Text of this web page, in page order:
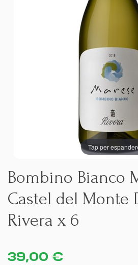
Tap per
Bombino Bianco
Castel del Monte
Rivera x 6
39,00 €